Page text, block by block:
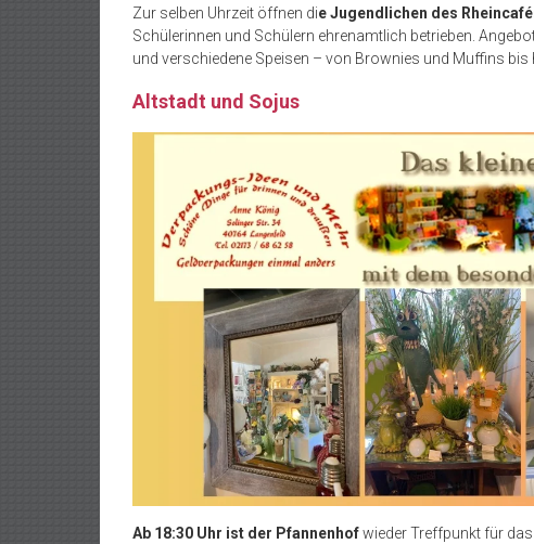
Zur selben Uhrzeit öffnen die Jugendlichen des
Schülerinnen und Schülern ehrenamtlich betrieben.
und verschiedene Speisen – von Brownies und Muffins
Altstadt und Sojus
Ab 18:30 Uhr ist der Pfannenhofwieder Treffpunkt für das